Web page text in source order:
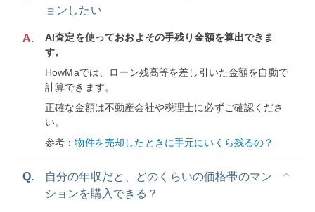
ョンしたい
A.
AI査定を使っておおよその手残り金額を算出できま
す。
HowMaでは、ローン残高等を差し引いた金額を自動で
計算できます。
正確な金額は不動産会社や税理士に必ずご確認くださ
い。
参考：物件を売却したときに手元にいくら残るの？
Q.
自分の年収だと、どのくらいの価格帯のマン
ションを購入できる？